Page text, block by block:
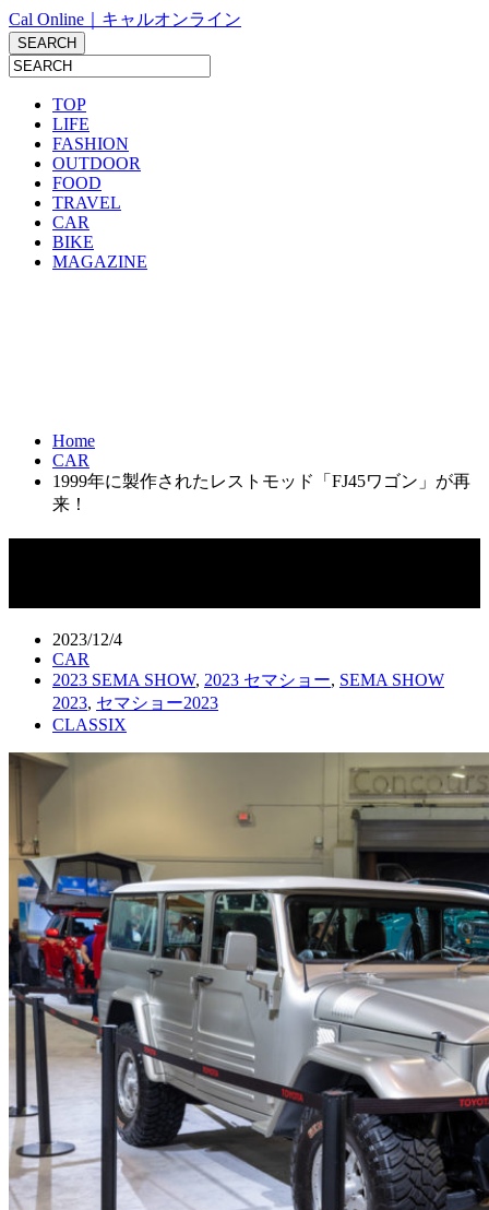
Cal Online｜キャルオンライン
TOP
LIFE
FASHION
OUTDOOR
FOOD
TRAVEL
CAR
BIKE
MAGAZINE
Home
CAR
1999年に製作されたレストモッド「FJ45ワゴン」が再
来！
2023/12/4
CAR
2023 SEMA SHOW, 2023 セマショー, SEMA SHOW
2023, セマショー2023
CLASSIX